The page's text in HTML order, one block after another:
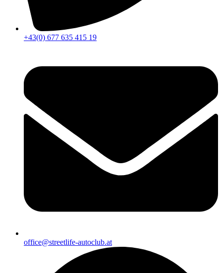
+43(0) 677 635 415 19
office@streetlife-autoclub.at